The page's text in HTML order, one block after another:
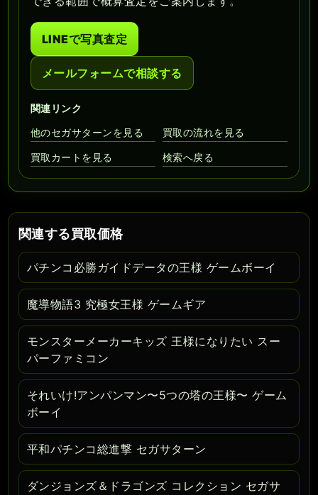
LINEで写真査定
メールフォームで相談する
関連リンク
他のセガサターンを見る
買取の流れを見る
買取カートを見る 検索へ戻る
関連する買取価格
パチンコ必勝ガイドデータの王様 ゲームボーイ
魔導物語3 究極女王様 ゲームギア
モンスターメーカーキッズ 王様になりたい スー
パーファミコン
それいけ!アンパンマン〜5つの塔の王様〜 ゲーム
ボーイ
平和パチンコ総進撃 セガサターン
ダンジョンズ＆ドラゴンズ コレクション セガサ